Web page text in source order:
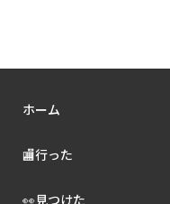
ホーム
🏬行った
👀見つけた